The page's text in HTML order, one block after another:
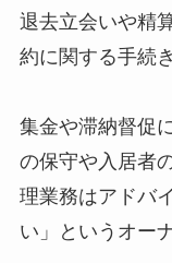
退去立会いや精
約に関する手続
集金や滞納督促
の保守や入居者
理業務はアドバ
い」というオー